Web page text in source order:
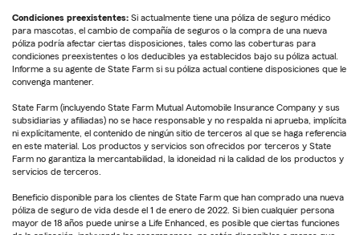
Condiciones preexistentes: Si actualmente tiene una póliza de seguro médico
para mascotas, el cambio de compañía de seguros o la compra de una nueva
póliza podría afectar ciertas disposiciones, tales como las coberturas para
condiciones preexistentes o los deducibles ya establecidos bajo su póliza actual.
Informe a su agente de State Farm si su póliza actual contiene disposiciones que le
convenga mantener.
State Farm (incluyendo State Farm Mutual Automobile Insurance Company y sus
subsidiarias y afiliadas) no se hace responsable y no respalda ni aprueba, implícita
ni explícitamente, el contenido de ningún sitio de terceros al que se haga referencia
en este material. Los productos y servicios son ofrecidos por terceros y State
Farm no garantiza la mercantabilidad, la idoneidad ni la calidad de los productos y
servicios de terceros.
Beneficio disponible para los clientes de State Farm que han comprado una nueva
póliza de seguro de vida desde el 1 de enero de 2022. Si bien cualquier persona
mayor de 18 años puede unirse a Life Enhanced, es posible que ciertas funciones